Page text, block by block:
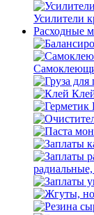
Усилители
Расходные